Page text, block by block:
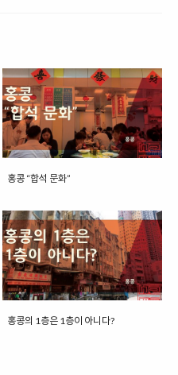
홍콩 “합석 문화”
홍콩의 1층은 1층이 아니다?